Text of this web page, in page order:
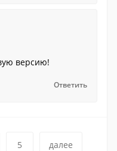
версию!
Ответить
5 далее